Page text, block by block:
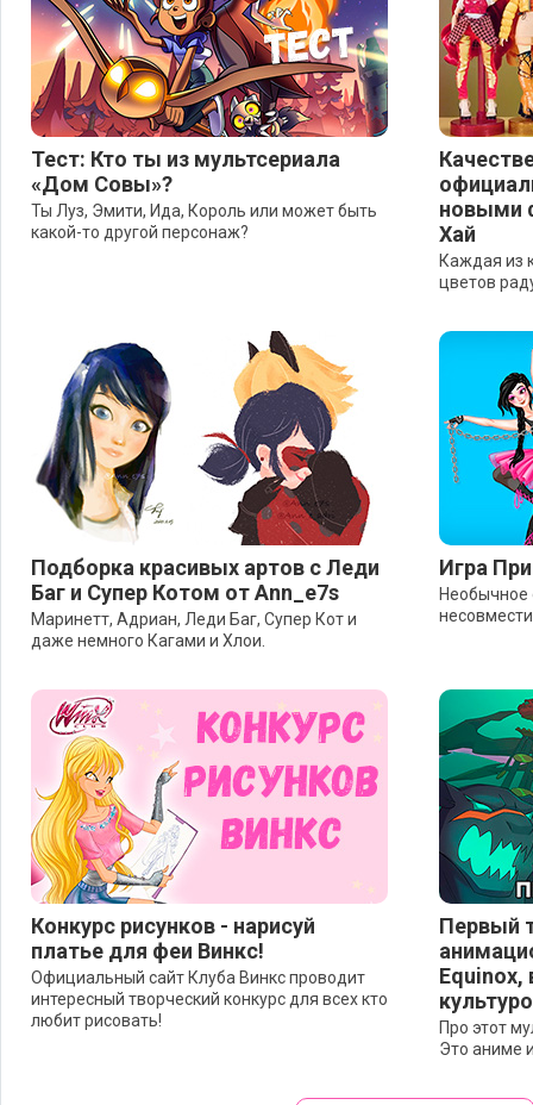
Тест: Кто ты из мультсериала
«Дом Совы»?
Ты Луз, Эмити, Ида, Король или может быть
какой-то другой персонаж?
новыми
Хай
Каждая из
цветов
Подборка красивых артов с Леди
Баг и Супер Котом от Ann_e7s
Маринетт, Адриан, Леди Баг, Супер Кот и
даже немного Кагами и Хлои.
Игра
Необычное
Конкурс рисунков - нарисуй
платье для феи Винкс!
Официальный сайт Клуба Винкс проводит
интересный творческий конкурс для всех кто
любит рисовать!
Первый
Equinox,
Про этот
Это аниме